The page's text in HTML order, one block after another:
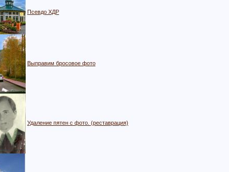
Псевдо ХДР
Выправим бросовое фото
Удаление пятен с фото. (реставрация)